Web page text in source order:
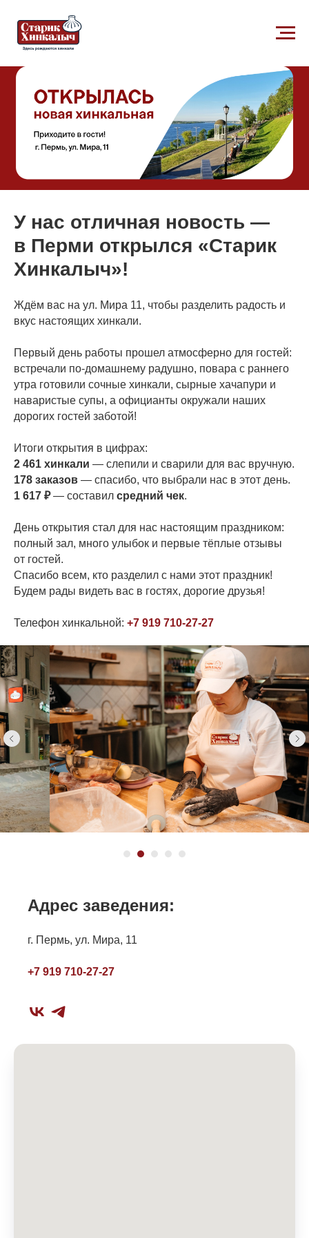
У нас отличная новость —
в Перми открылся «Старик
Хинкалыч»!
Ждём вас на ул. Мира 11, чтобы разделить радость и
вкус настоящих хинкали.
Первый день работы прошел атмосферно для гостей:
встречали по-домашнему радушно, повара с раннего
утра готовили сочные хинкали, сырные хачапури и
наваристые супы, а официанты окружали наших
дорогих гостей заботой!
Итоги открытия в цифрах:
2 461 хинкали — слепили и сварили для вас вручную.
178 заказов — спасибо, что выбрали нас в этот день.
1 617 ₽— составил средний чек.
День открытия стал для нас настоящим праздником:
полный зал, много улыбок и первые тёплые отзывы
от гостей.
Спасибо всем, кто разделил с нами этот праздник!
Будем рады видеть вас в гостях, дорогие друзья!
Телефон хинкальной: +7 919 710-27-27
Адрес заведения:
г. Пермь, ул. Мира, 11
+7 919 710-27-27